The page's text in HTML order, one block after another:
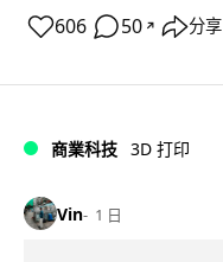
606 50 ↗ 分享
商業科技 3D 打印
Vin 1 日